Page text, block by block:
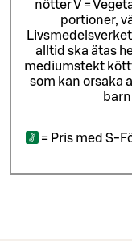
nötter V =
portioner,
alltid ska ätas
mediumstekt
som kan orsaka
= Pris med S-